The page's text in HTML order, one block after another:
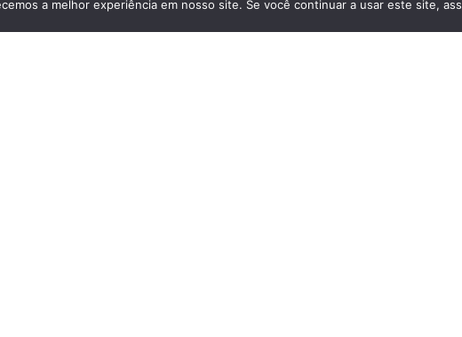
Contactar Reportar anúncio
a melhor experiência em nosso site. Se você continuar a usar este site,